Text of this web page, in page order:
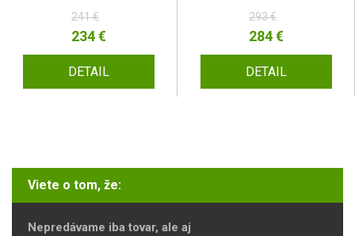
241 €
234 €
DETAIL
293 €
284 €
DETAIL
Viete o tom, že:
Nepredávame iba tovar, ale aj